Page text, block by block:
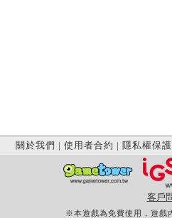
關於我們 | 使用者合約 | 隱私權保護
客戶
※本遊戲為免費使用，遊戲